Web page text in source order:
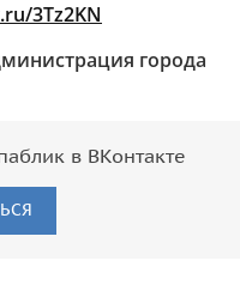
3Tz2KN
города
в ВКонтакте